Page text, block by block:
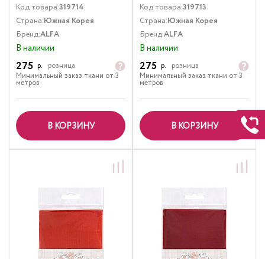
Код товара:319714
Страна:Южная Корея
Бренд:ALFA
В наличии
275 р.
розница
Минимальный заказ ткани от 3
метров
В КОРЗИНУ
Код товара:319713
Страна:Южная Корея
Бренд:ALFA
В наличии
275 р.
розница
Минимальный заказ ткани от 3
метров
В КОРЗИНУ